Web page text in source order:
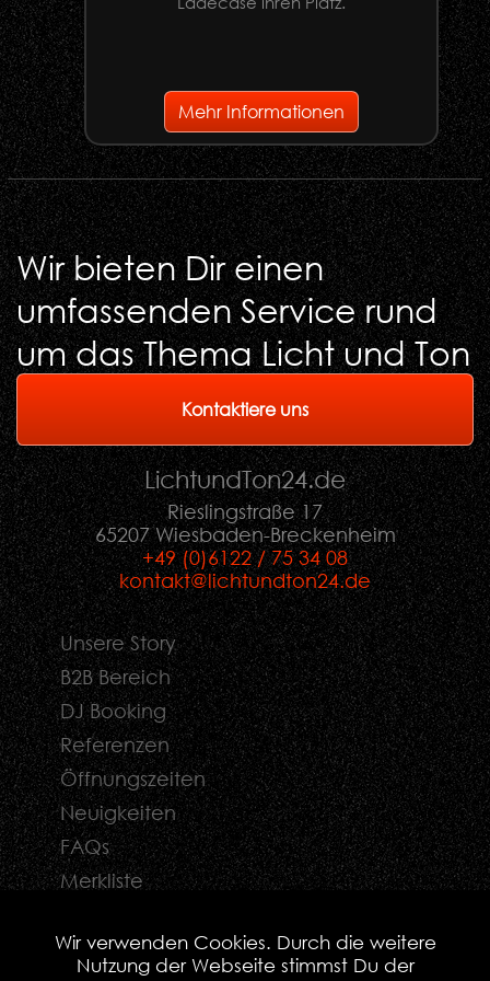
Mehr Informationen
Wir bieten Dir einen
umfassenden Service rund
um das Thema Licht und Ton
Kontaktiere uns
LichtundTon24.de
Rieslingstraße 17
65207 Wiesbaden-Breckenheim
+49 (0)6122 / 75 34 08
kontakt@lichtundton24.de
Unsere Story
B2B Bereich
DJ Booking
Referenzen
Öffnungszeiten
Neuigkeiten
FAQs
Merkliste
Wir verwenden Cookies. Durch die weitere
Nutzung der Webseite stimmst Du der